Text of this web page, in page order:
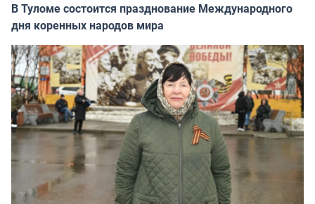
В Туломе состоится празднование Международного
дня коренных народов мира